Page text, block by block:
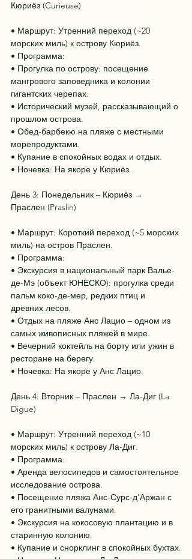
Кюриёз (Curieuse)
• Маршрут: Утренний переход (~20
морских миль) к острову Кюриёз.
• Программа:
• Прогулка по острову: посещение
мангрового заповедника и колонии
гигантских черепах.
• Исторический музей, рассказывающий о
прошлом острова.
• Обед-барбекю на пляже с местными
морепродуктами.
• Купание в спокойных водах и отдых.
• Ночевка: На якоре у Кюриёз.
День 3: Понедельник – Кюриёз →
Праслен (Praslin)
• Маршрут: Короткий переход (~5 морских
миль) на остров Праслен.
• Программа:
• Экскурсия в национальный парк Валье-
де-Мэ (объект ЮНЕСКО): прогулка среди
пальм коко-де-мер, редких птиц и
древних лесов.
• Отдых на пляже Анс Лацио – одном из
самых живописных пляжей в мире.
• Вечерний коктейль на борту или ужин в
ресторане на берегу.
• Ночевка: На якоре у Анс Лацио.
День 4: Вторник – Праслен → Ла-Диг (La
Digue)
• Маршрут: Утренний переход (~10
морских миль) к острову Ла-Диг.
• Программа:
• Аренда велосипедов и самостоятельное
исследование острова.
• Посещение пляжа Анс-Сурс-д’Аржан с
его гранитными валунами.
• Экскурсия на кокосовую плантацию и в
старинную колонию.
• Купание и снорклинг в спокойных бухтах.